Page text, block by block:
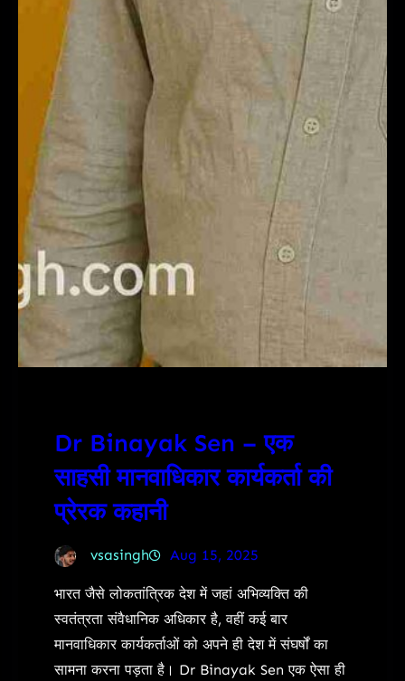
Dr Binayak Sen – एक
साहसी मानवाधिकार कार्यकर्ता की
प्रेरक कहानी
vsasingh Aug 15, 2025
भारत जैसे लोकतांत्रिक देश में जहां अभिव्यक्ति की
स्वतंत्रता संवैधानिक अधिकार है, वहीं कई बार
मानवाधिकार कार्यकर्ताओं को अपने ही देश में संघर्षों का
सामना करना पड़ता है। Dr Binayak Sen एक ऐसा ही